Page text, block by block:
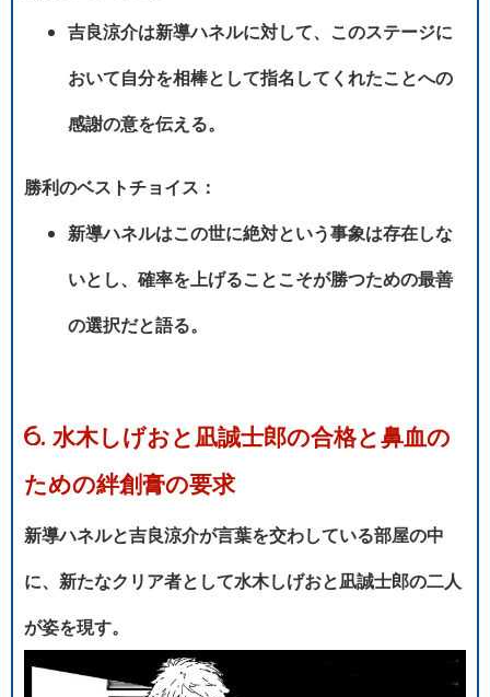
吉良涼介は新導ハネルに対して、このステージに
おいて自分を相棒として指名してくれたことへの
感謝の意を伝える。
勝利のベストチョイス：
新導ハネルはこの世に絶対という事象は存在しな
いとし、確率を上げることこそが勝つための最善
の選択だと語る。
6. 水木しげおと凪誠士郎の合格と鼻血の
ための絆創膏の要求
新導ハネルと吉良涼介が言葉を交わしている部屋の中
に、新たなクリア者として水木しげおと凪誠士郎の二人
が姿を現す。